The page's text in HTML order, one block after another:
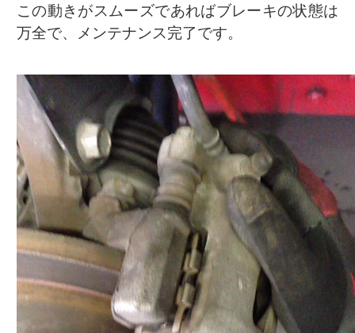
この動きがスムーズであればブレーキの状態は
万全で、メンテナンス完了です。